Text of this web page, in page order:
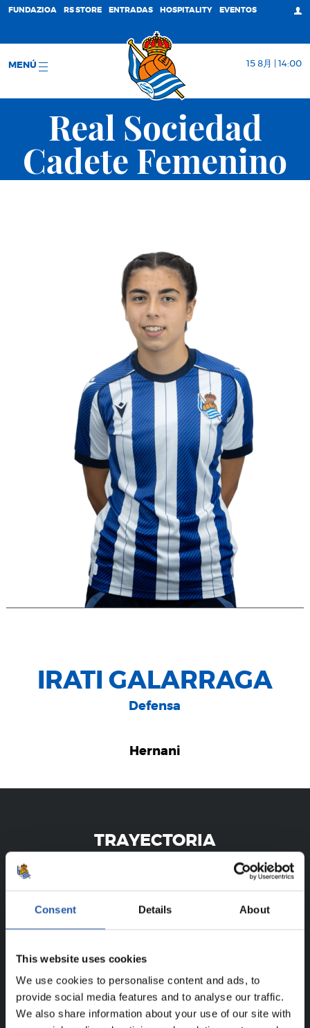
Consent Details About
This website uses cookies
We use cookies to personalise content and ads, to
provide social media features and to analyse our traffic.
We also share information about your use of our site with
FUNDAZIOA RS STORE ENTRADAS HOSPITALITY EVENTOS
MENÚ 15 8月 | 14:00
Real Sociedad
Cadete Femenino
IRATI GALARRAGA
Defensa
Hernani
TRAYECTORIA
¡SOLO PARA USUARIOS
Este contenido es solo para los usuarios registrados en
nuestra web.